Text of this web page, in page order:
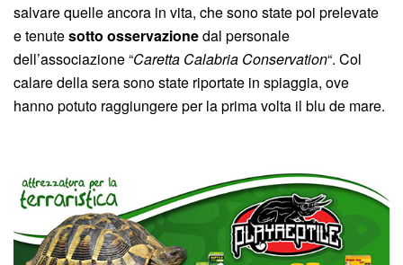
salvare quelle ancora in vita, che sono state poi prelevate
e tenutesotto osservazionedal personale
dell’associazione “Caretta Calabria Conservation“. Col
calare della sera sono state riportate in spiaggia, ove
hanno potuto raggiungere per la prima volta il blu de mare.